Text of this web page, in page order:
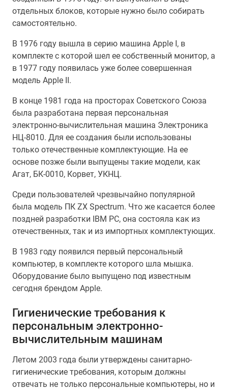
отдельных блоков, которые нужно было собирать
самостоятельно.
В 1976 году вышла в серию машина Apple I, в
комплекте с которой шел ее собственный монитор, а
в 1977 году появилась уже более совершенная
модель Apple II.
В конце 1981 года на просторах Советского Союза
была разработана первая персональная
электронно-вычислительная машина Электроника
НЦ-8010. Для ее создания были использованы
только отечественные комплектующие. На ее
основе позже были выпущены такие модели, как
Агат, БК-0010, Корвет, УКНЦ.
Среди пользователей чрезвычайно популярной
была модель ПК ZX Spectrum. Что же касается более
поздней разработки IBM PC, она состояла как из
отечественных, так и из импортных комплектующих.
В 1983 году появился первый персональный
компьютер, в комплекте которого шла мышка.
Оборудование было выпущено под известным
сегодня брендом Apple.
Гигиенические требования к
персональным электронно-
вычислительным машинам
Летом 2003 года были утверждены санитарно-
гигиенические требования, которым должны
отвечать не только персональные компьютеры, но и